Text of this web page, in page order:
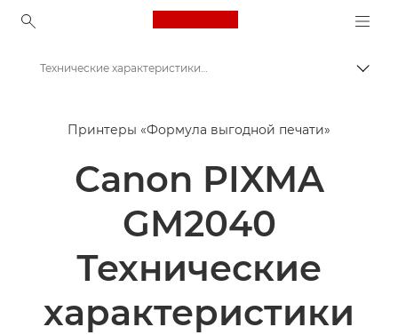
Canon Logo, back to
Принтеры Canon
Технические характеристики Canon PIXMA GM2040
Принтеры «Формула выгодной печати»
Canon PIXMA
GM2040
Технические
характеристики